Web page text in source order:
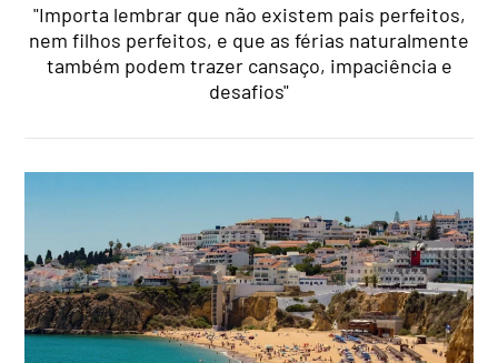
"Importa lembrar que não existem pais perfeitos,
nem filhos perfeitos, e que as férias naturalmente
também podem trazer cansaço, impaciência e
desafios"